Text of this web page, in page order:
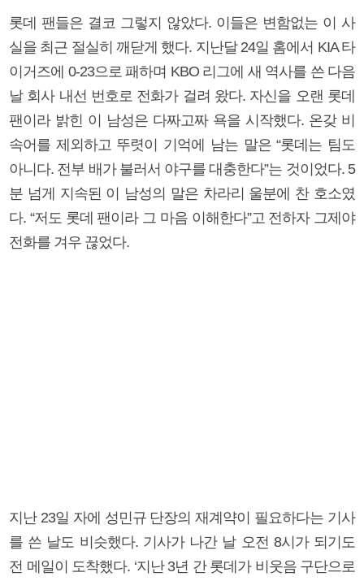
롯데 팬들은 결코 그렇지 않았다. 이들은 변함없는 이 사
실을 최근 절실히 깨닫게 했다. 지난달 24일 홈에서 KIA 타
이거즈에 0-23으로 패하며 KBO 리그에 새 역사를 쓴 다음
날 회사 내선 번호로 전화가 걸려 왔다. 자신을 오랜 롯데
팬이라 밝힌 이 남성은 다짜고짜 욕을 시작했다. 온갖 비
속어를 제외하고 뚜렷이 기억에 남는 말은 “롯데는 팀도
아니다. 전부 배가 불러서 야구를 대충한다”는 것이었다. 5
분 넘게 지속된 이 남성의 말은 차라리 울분에 찬 호소였
다. “저도 롯데 팬이라 그 마음 이해한다”고 전하자 그제야
전화를 겨우 끊었다.
지난 23일 자에 성민규 단장의 재계약이 필요하다는 기사
를 쓴 날도 비슷했다. 기사가 나간 날 오전 8시가 되기도
전 메일이 도착했다. ‘지난 3년 간 롯데가 비웃음 구단으로